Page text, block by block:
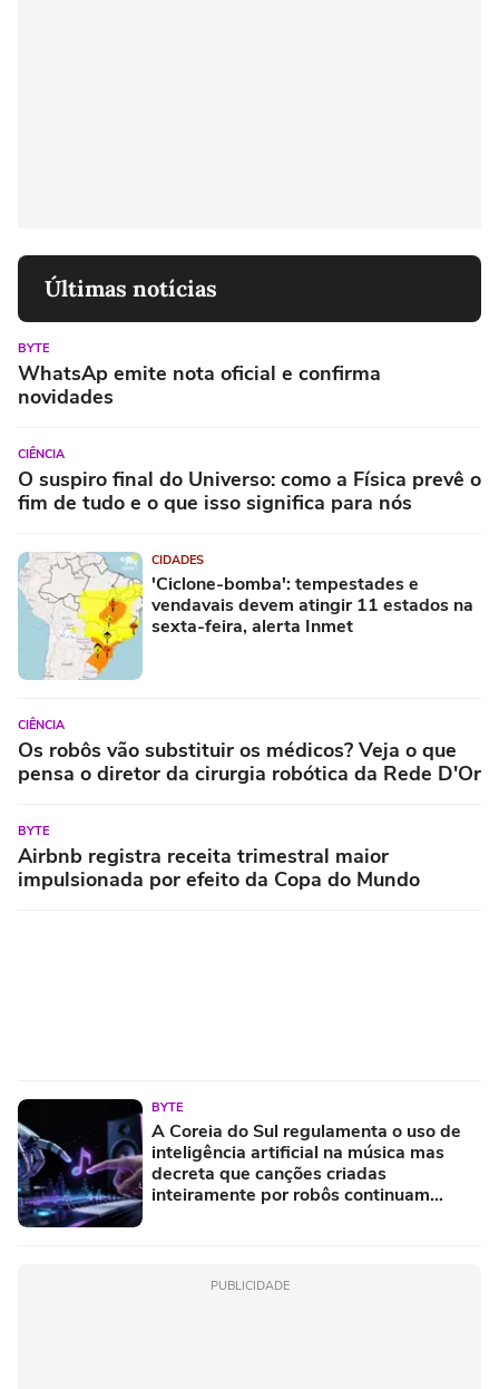
Últimas notícias
BYTE
WhatsAp emite nota oficial e confirma
novidades
CIÊNCIA
O suspiro final do Universo: como a Física prevê o
fim de tudo e o que isso significa para nós
CIDADES
'Ciclone-bomba': tempestades e
vendavais devem atingir 11 estados na
sexta-feira, alerta Inmet
CIÊNCIA
Os robôs vão substituir os médicos? Veja o que
pensa o diretor da cirurgia robótica da Rede D'Or
BYTE
Airbnb registra receita trimestral maior
impulsionada por efeito da Copa do Mundo
BYTE
A Coreia do Sul regulamenta o uso de
inteligência artificial na música mas
decreta que canções criadas
inteiramente por robôs continuam
PUBLICIDADE